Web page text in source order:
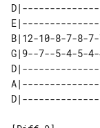
B|12-10-8-7-8-
G|9--7--5-4-5-